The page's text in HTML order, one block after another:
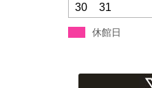
30
31
休館日